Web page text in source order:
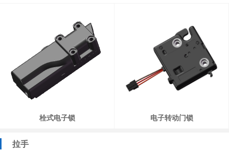
栓式电子锁 电子转动门锁
拉手